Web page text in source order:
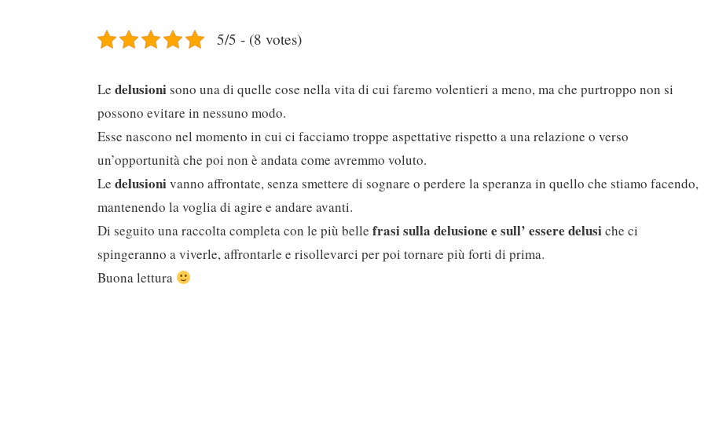
5/5 - (8 votes)
Le delusionisono una di quelle cose nella vita di cui faremo volentieri a meno, ma che purtroppo non si
possono evitare in nessuno modo.
Esse nascono nel momento in cui ci facciamo troppe aspettative rispetto a una relazione o verso
un’opportunità che poi non è andata come avremmo voluto.
Le delusionivanno affrontate, senza smettere di sognare o perdere la speranza in quello che stiamo facendo,
mantenendo la voglia di agire e andare avanti.
Di seguito una raccolta completa con le più belle frasi sulla delusione e sull’ essere delusiche ci
spingeranno a viverle, affrontarle e risollevarci per poi tornare più forti di prima.
Buona lettura